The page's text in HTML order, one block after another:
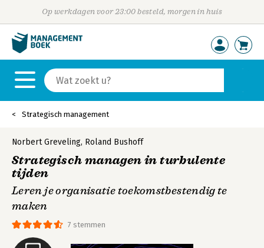
Op werkdagen voor 23:00 besteld, morgen in huis
Strategisch management
7 stemmen
Norbert Greveling, Roland Bushoff
Strategisch managen in turbulente
tijden
Leren je organisatie toekomstbestendig te
maken